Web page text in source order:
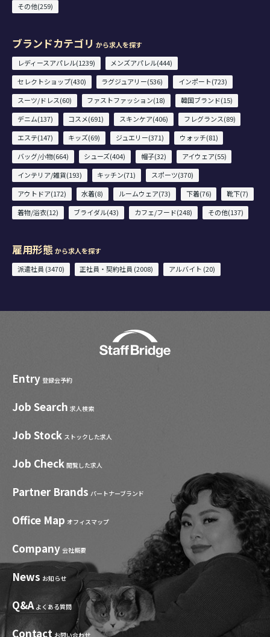
その他(259)
ブランドカテゴリ から求人を探す
レディースアパレル(1239)
メンズアパレル(444)
セレクトショップ(430)
ラグジュアリー(536)
インポート(723)
スーツ/ドレス(60)
ファストファッション(18)
韓国ブランド(15)
デニム(137)
コスメ(691) スキンケア(406)
フレグランス(89)
エステ(147)
キッズ(69) ジュエリー(371)
ウォッチ(81)
バッグ/小物(664)
シューズ(404) 帽子(32)
アイウェア(55)
インテリア/雑貨(193)
キッチン(71)
スポーツ(370)
アウトドア(172)
水着(8) ルームウェア(73) 下着(76)
靴下(7)
着物/浴衣(12)
ブライダル(43) カフェ/フード(248) その他(137)
雇用形態 から求人を探す
派遣社員 (3470)
正社員・契約社員 (2008) アルバイト (20)
Entry 登録会予約
Job Search 求人検索
Job Stock ストックした求人
Job Check 閲覧した求人
Partner Brands パートナーブランド
Office Map オフィスマップ
Company 会社概要
News お知らせ
Q&A よくある質問
Contact お問い合わせ